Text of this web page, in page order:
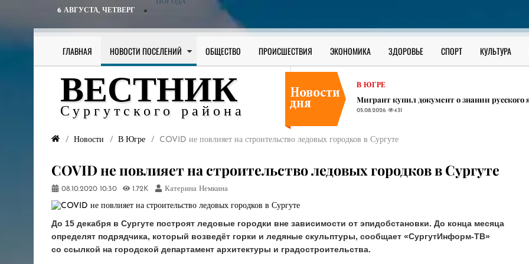
6 АВГУСТА, ЧЕТВЕРГ
ПОГОДА
ГЛАВНАЯ НОВОСТИ ПОСЕЛЕНИЙ ОБЩЕСТВО ПРОИСШЕСТВИЯ ЭКОНОМИКА ЗДОРОВЬЕ СПОРТ КУЛЬТУРА
ВЕСТНИК
Сургутского района
05.08.2026 415
В ЮГРЕ
Мигрант купил документ о знании
05.08.2026 431
​Праздничной ухой угостят всех
05.08.2026
Вахтовик из Башкирии пропал на
Новости В Югре COVID не повлияет на строительство ледовых городков в Сургуте
COVID не повлияет на строительство ледовых городков в Сургуте
08.10.2020 10:30 1.72K Катерина Немкина
До 15 декабря в Сургуте построят ледовые городки вне зависимости от эпидобстановки. До конца месяца
определят подрядчика, который возведёт горки и ледяные скульптуры, сообщает «СургутИнформ-ТВ»
со ссылкой на городской департамент архитектуры и градостроительства.